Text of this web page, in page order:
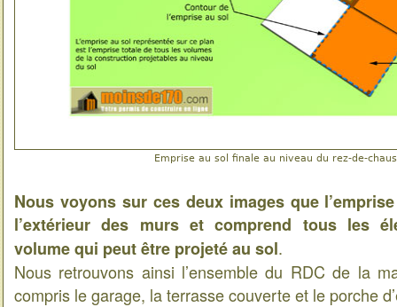
Emprise au sol finale au niveau du rez-de-
Nous voyons sur ces deux images que
l’extérieur des murs et comprend tous les
volume qui peut être projeté au sol.
Nous retrouvons ainsi l’ensemble du RDC de la
compris le garage, la terrasse couverte et le porche